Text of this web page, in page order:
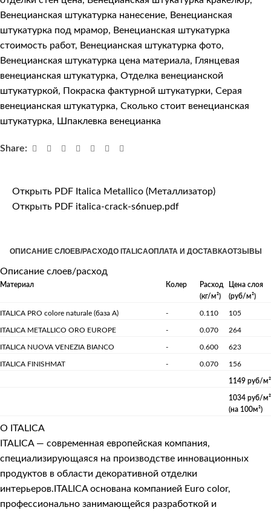
Венецианская штукатурка нанесение, Венецианская
штукатурка под мрамор, Венецианская штукатурка
стоимость работ, Венецианская штукатурка фото,
Венецианская штукатурка цена материала, Глянцевая
венецианская штукатурка, Отделка венецианской
штукатуркой, Покраска фактурной штукатурки, Серая
венецианская штукатурка, Сколько стоит венецианская
штукатурка, Шпаклевка венецианка
Share:
Открыть PDF Italica Metallico (Металлизатор)
Открыть PDF italica-crack-s6nuep.pdf
ОПИСАНИЕ СЛОЕВ/РАСХОДО ITALICAОПЛАТА И ДОСТАВКАОТЗЫВЫ
Описание слоев/расход
Материал Колер
Расход
(кг/м²)
Цена слоя
(руб/м²)
ITALICA PRO colore naturale (база А) - 0.110 105
ITALICA METALLICO ORO EUROPE - 0.070 264
ITALICA NUOVA VENEZIA BIANCO - 0.600 623
ITALICA FINISHMAT - 0.070 156
1149 руб/м²
1034 руб/м²
(на 100м²)
О ITALICA
ITALICA — современная европейская компания,
специализирующаяся на производстве инновационных
продуктов в области декоративной отделки
интерьеров.ITALICA основана компанией Euro color,
профессионально занимающейся разработкой и